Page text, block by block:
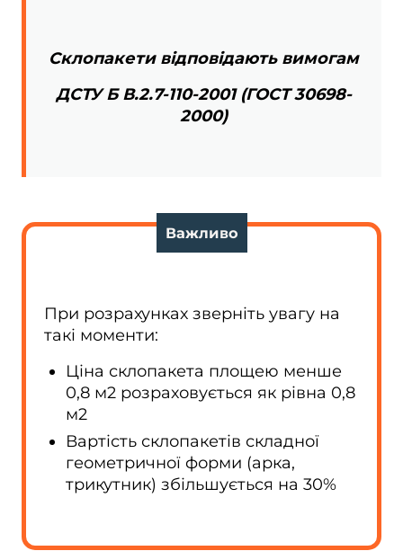
Склопакети відповідають вимогам
ДСТУ Б В.2.7-110-2001 (ГОСТ 30698-
2000)
Важливо
При розрахунках зверніть увагу на
такі моменти:
Ціна склопакета площею менше
0,8 м2 розраховується як рівна 0,8
м2
Вартість склопакетів складної
геометричної форми (арка,
трикутник) збільшується на 30%